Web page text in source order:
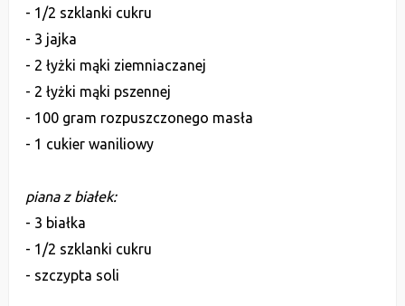
- 1/2 szklanki cukru
- 3 jajka
- 2 łyżki mąki ziemniaczanej
- 2 łyżki mąki pszennej
- 100 gram rozpuszczonego masła
- 1 cukier waniliowy
piana z białek:
- 3 białka
- 1/2 szklanki cukru
- szczypta soli